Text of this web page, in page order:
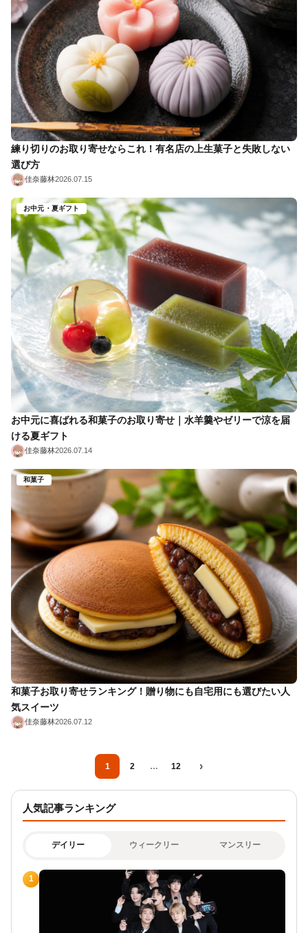
練り切りのお取り寄せならこれ！有名店の上生菓子と失敗しない
選び方
佳奈藤林2026.07.15
お中元・夏ギフト
お中元に喜ばれる和菓子のお取り寄せ｜水羊羹やゼリーで涼を届
ける夏ギフト
佳奈藤林2026.07.14
和菓子
和菓子お取り寄せランキング！贈り物にも自宅用にも選びたい人
気スイーツ
佳奈藤林2026.07.12
1 2 … 12 ›
人気記事ランキング
デイリー ウィークリー マンスリー
1